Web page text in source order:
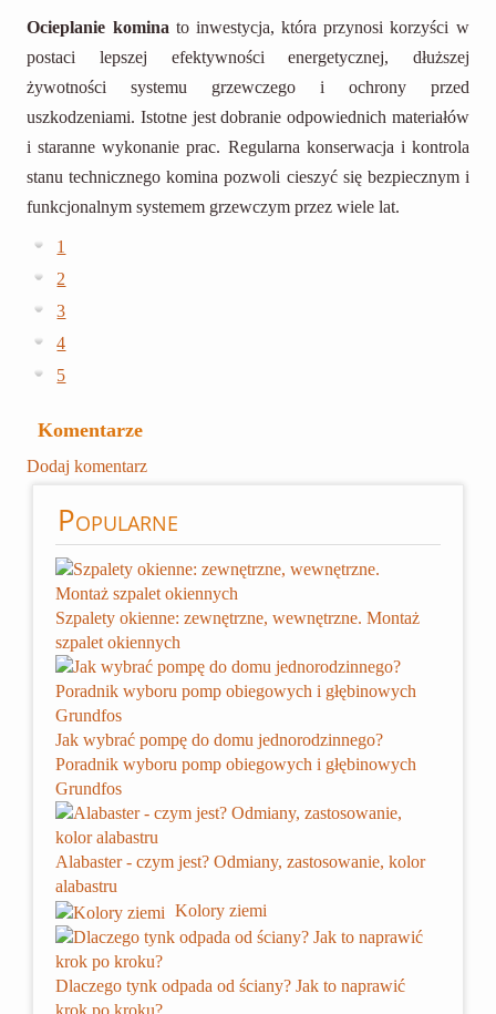
Ocieplanie kominato inwestycja, która przynosi korzyści w
postaci lepszej efektywności energetycznej, dłuższej
żywotności systemu grzewczego i ochrony przed
uszkodzeniami. Istotne jest dobranie odpowiednich materiałów
i staranne wykonanie prac. Regularna konserwacja i kontrola
stanu technicznego komina pozwoli cieszyć się bezpiecznym i
funkcjonalnym systemem grzewczym przez wiele lat.
1
2
3
4
5
Komentarze
Dodaj komentarz
Popularne
Szpalety okienne: zewnętrzne, wewnętrzne. Montaż
szpalet okiennych
Jak wybrać pompę do domu jednorodzinnego?
Poradnik wyboru pomp obiegowych i głębinowych
Grundfos
Alabaster - czym jest? Odmiany, zastosowanie, kolor
alabastru
Kolory ziemi
Dlaczego tynk odpada od ściany? Jak to naprawić
krok po kroku?